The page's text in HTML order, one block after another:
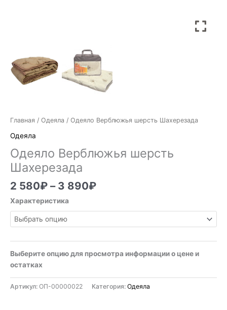
Главная / Одеяла / Одеяло Верблюжья шерсть Шахерезада
Одеяла
Одеяло Верблюжья шерсть
Шахерезада
2 580₽ – 3 890₽
Характеристика
Выберите опцию для просмотра информации о цене и
остатках
Артикул: ОП-00000022 Категория: Одеяла